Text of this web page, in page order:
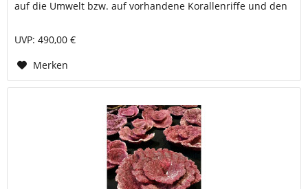
auf die Umwelt bzw. auf vorhandene Korallenriffe und den
UVP: 490,00 €
Merken